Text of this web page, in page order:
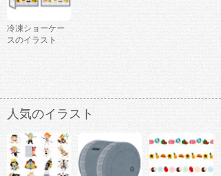
冷凍ショーケー
スのイラスト
人気のイラスト